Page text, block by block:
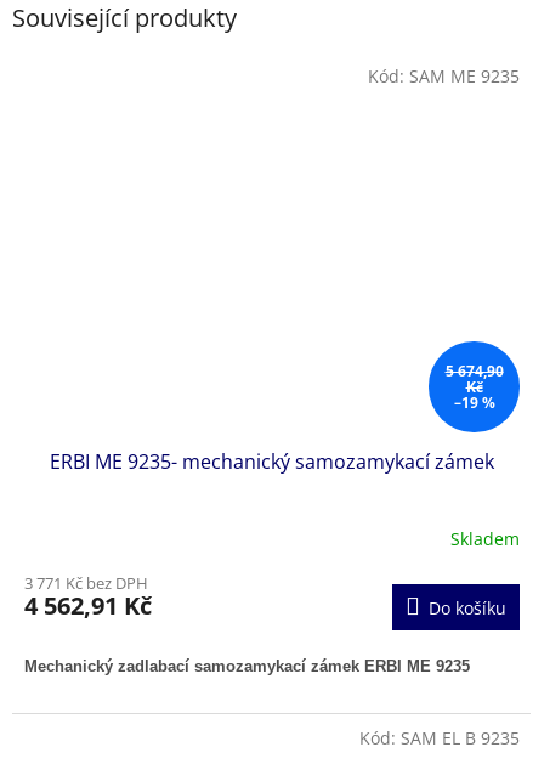
Související produkty
5 674,90
Kč
–19 %
ERBI ME 9235- mechanický samozamykací zámek
Skladem
3 771 Kč bez DPH
4 562,91 Kč Do košíku
Mechanický zadlabací samozamykací zámek ERBI ME 9235
Kód: SAM ME 9235
Kód: SAM EL B 9235